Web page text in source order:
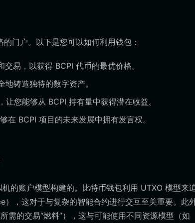
门户。以下是您可以如何利用钱包：
易，以获得 BCPI 代币的最优价格。
铸造独特的数字资产。
您能够从 BCPI 持有量中获得潜在收益。
在 BCPI 项目的未来发展中拥有发言权。
的账户模型构建的。比特币钱包利用 UTXO 模型来
，这对于与复杂的智能合约进行交互至关重要。此
需的交易“燃料”），这与可能使用不同资源模型（如